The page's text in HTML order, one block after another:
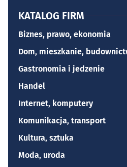
KATALOG FIRM
Biznes, prawo, ekonomia
Dom, mieszkanie,
Gastronomia i jedzenie
Handel
Internet, komputery
Komunikacja, transport
Kultura, sztuka
Moda, uroda